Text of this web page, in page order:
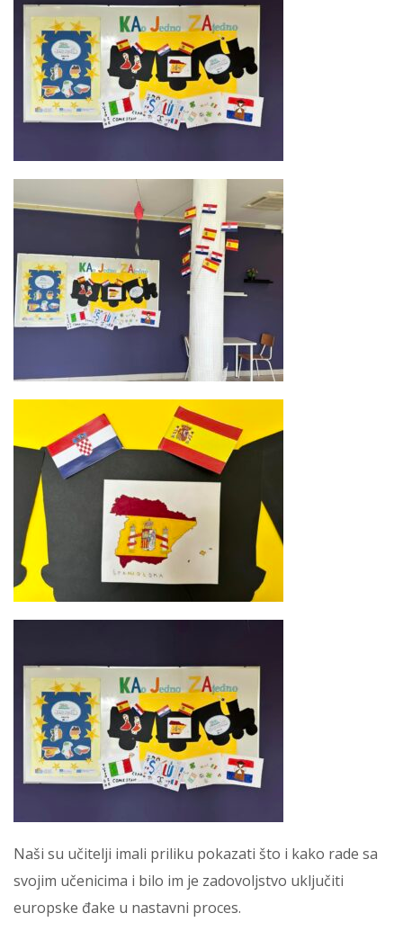
Naši su učitelji imali priliku pokazati što i kako rade sa
svojim učenicima i bilo im je zadovoljstvo uključiti
europske đake u nastavni proces.